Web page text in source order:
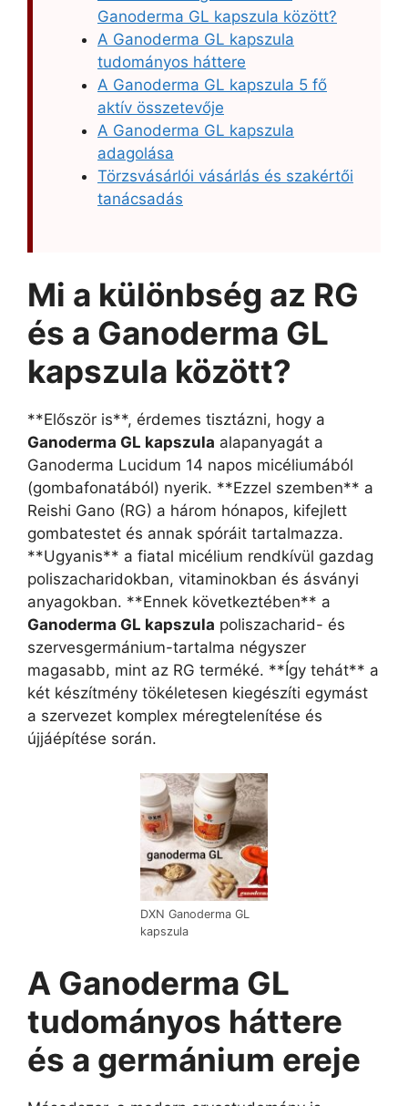
Ganoderma GL kapszula között?
A Ganoderma GL kapszula
tudományos háttere
A Ganoderma GL kapszula 5 fő
aktív összetevője
A Ganoderma GL kapszula
adagolása
Törzsvásárlói vásárlás és szakértői
tanácsadás
Mi a különbség az RG
és a Ganoderma GL
kapszula között?
**Először is**, érdemes tisztázni, hogy a
Ganoderma GL kapszula alapanyagát a
Ganoderma Lucidum 14 napos micéliumából
(gombafonatából) nyerik. **Ezzel szemben** a
Reishi Gano (RG) a három hónapos, kifejlett
gombatestet és annak spóráit tartalmazza.
**Ugyanis** a fiatal micélium rendkívül gazdag
poliszacharidokban, vitaminokban és ásványi
anyagokban. **Ennek következtében** a
Ganoderma GL kapszula poliszacharid- és
szervesgermánium-tartalma négyszer
magasabb, mint az RG terméké. **Így tehát** a
két készítmény tökéletesen kiegészíti egymást
a szervezet komplex méregtelenítése és
újjáépítése során.
DXN Ganoderma GL
kapszula
A Ganoderma GL
tudományos háttere
és a germánium ereje